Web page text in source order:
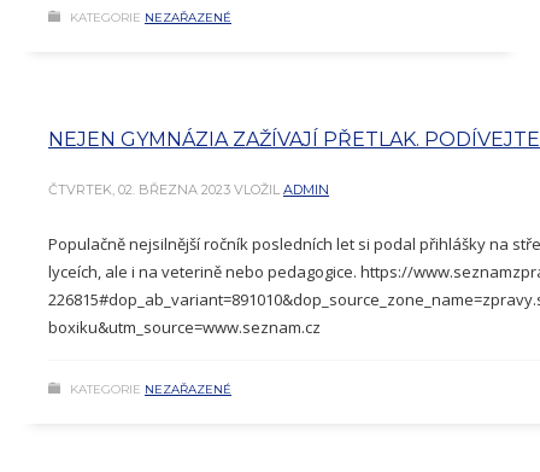
KATEGORIE NEZAŘAZENÉ
NEJEN GYMNÁZIA ZAŽÍVAJÍ PŘETLAK.
ČTVRTEK, 02. BŘEZNA 2023 VLOŽIL ADMIN
Populačně nejsilnější ročník posledních let si podal přihlášky na
lyceích, ale i na veterině nebo pedagogice. https://
boxiku&utm_source=www.seznam.cz
KATEGORIE NEZAŘAZENÉ